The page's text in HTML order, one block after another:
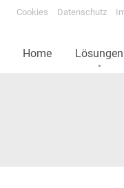
Cookies Datenschutz
Home Lösungen